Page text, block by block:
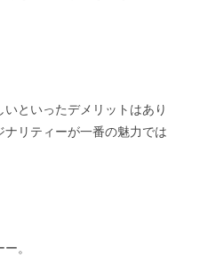
といったデメリットはあり
リティーが一番の魅力では
。